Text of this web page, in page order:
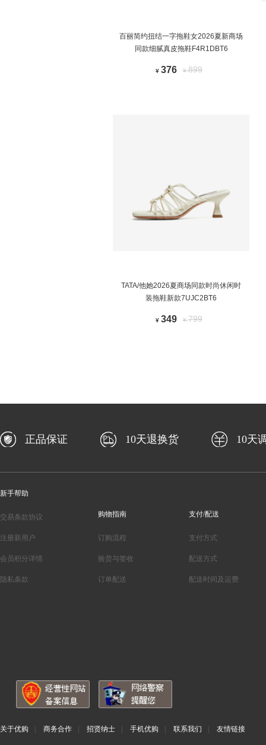
百丽简约扭结一字拖鞋女2026夏新商场
同款细腻真皮拖鞋F4R1DBT6
¥ 376 ¥899
TATA/他她2026夏商场同款时尚休闲时
装拖鞋新款7UJC2BT6
¥ 349 ¥799
正品保证 10天退换货 10天
新手帮助
交易条款协议
注册新用户
会员积分详情
隐私条款
购物指南
订购流程
验货与签收
订单配送
支付/配送
支付方式
配送方式
配送时间及运费
关于优购 商务合作 招贤纳士 手机优购 联系我们 友情链接